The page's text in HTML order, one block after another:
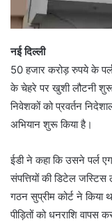
नई दिल्ली
50 हजार करोड़ रुपये के
के चेहरे पर खुशी लौटनी
निवेशकों को प्रवर्तन
अभियान शुरू किया है।
ईडी ने कहा कि उसने पर्ल
संपत्तियों की डिटेल
गठन सुप्रीम कोर्ट ने किया
पीड़ितों को धनराशि वापस